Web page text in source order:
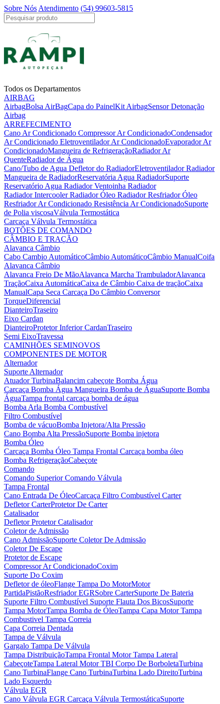
Sobre Nós Atendimento (54) 99603-5815
Todos os Departamentos
AIRBAG
AirbagBolsa AirBagCapa do PainelKit AirbagSensor Detonação
Airbag
ARREFECIMENTO
Cano Ar Condicionado Compressor Ar CondicionadoCondensador
Ar Condicionado Eletroventilador Ar CondicionadoEvaporador Ar
CondicionadoMangueira de RefrigeraçãoRadiador Ar
QuenteRadiador de Água
Cano/Tubo de Agua Defletor do RadiadorEletroventilador Radiador
Mangueira de RadiadorReservatória Agua RadiadorSuporte
Reservatório Agua RadiadorVentoinha Radiador
Radiador IntercoolerRadiador Óleo Radiador Resfriador Óleo
Resfriador Ar Condicionado Resistência Ar CondicionadoSuporte
de Polia viscosaVálvula Termostática
Carcaça Válvula Termostática
BOTÕES DE COMANDO
CÂMBIO E TRAÇÃO
Alavanca Câmbio
Cabo Cambio AutomáticoCâmbio AutomáticoCâmbio ManualCoifa
Alavanca Câmbio
Alavanca Freio De MãoAlavanca Marcha TrambuladorAlavanca
TraçãoCaixa AutomáticaCaixa de Câmbio Caixa de traçãoCaixa
ManualCapa Seca Carcaça Do Câmbio Conversor
TorqueDiferencial
DianteiroTraseiro
Eixo Cardan
DianteiroProtetor Inferior CardanTraseiro
Semi EixoTravessa
CAMINHÕES SEMINOVOS
COMPONENTES DE MOTOR
Alternador
Suporte Alternador
Atuador TurbinaBalancim cabeçote Bomba Água
Carcaça Bomba Água Mangueira Bomba de ÁguaSuporte Bomba
ÁguaTampa frontal carcaça bomba de água
Bomba Arla Bomba Combustível
Filtro Combustível
Bomba de vácuoBomba Injetora/Alta Pressão
Cano Bomba Alta PressãoSuporte Bomba injetora
Bomba Óleo
Carcaça Bomba Óleo Tampa Frontal Carcaça bomba óleo
Bomba RefrigeraçãoCabeçote
Comando
Comando SuperiorComando Válvula
Tampa Frontal
Cano Entrada De ÓleoCarcaça Filtro Combustível Carter
Defletor CarterProtetor De Carter
Catalisador
Defletor Protetor Catalisador
Coletor de Admissão
Cano AdmissãoSuporte Coletor De Admissão
Coletor De Escape
Protetor de Escape
Compressor Ar CondicionadoCoxim
Suporte Do Coxim
Defletor de óleoFlange Tampa Do MotorMotor
PartidaPistãoResfriador EGRSobre CarterSuporte De Bateria
Suporte Filtro Combustível Suporte Flauta Dos BicosSuporte
Tampa MotorTampa Bomba de ÓleoTampa Capa MotorTampa
Combustivel Tampa Correia
Capa Correia Dentada
Tampa de Válvula
Gargalo Tampa De Válvula
Tampa DistribuiçãoTampa Frontal MotorTampa Lateral
CabeçoteTampa Lateral MotorTBI Corpo De BorboletaTurbina
Cano TurbinaFlange Cano TurbinaTurbina Lado DireitoTurbina
Lado Esquerdo
Válvula EGR
Cano Válvula EGR Carcaça Válvula TermostáticaSuporte